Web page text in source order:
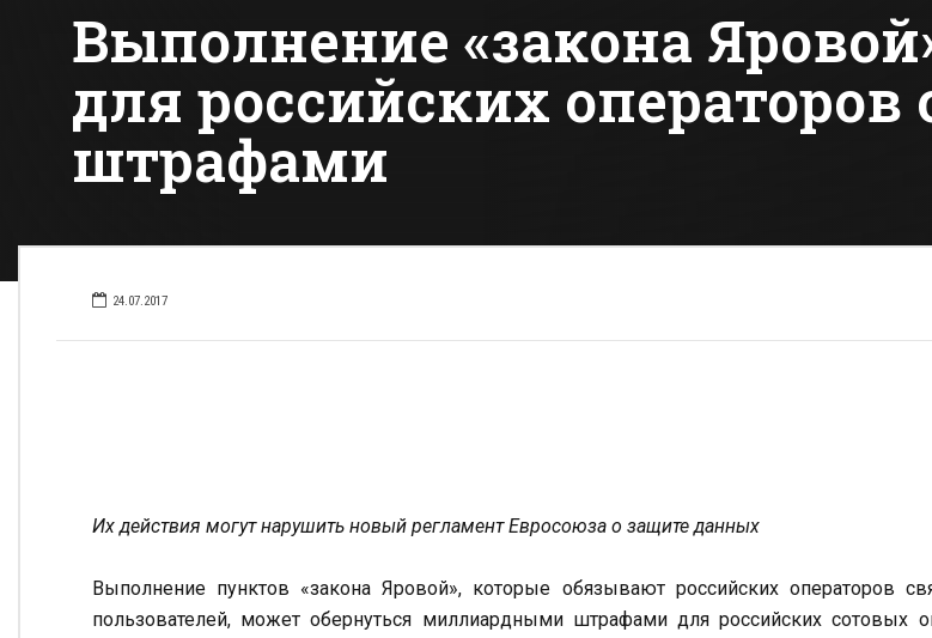
Выполнение «закона
для российских
штрафами
24.07.2017
Их действия могут нарушить новый регламент Евросоюза о защите данных
Выполнение пунктов «закона Яровой», которые обязывают российских операторов
пользователей, может обернуться миллиардными штрафами для российских сотовых